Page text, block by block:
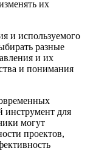
их
и используемого
разные
и их
и понимания
инструмент для
могут
проектов,